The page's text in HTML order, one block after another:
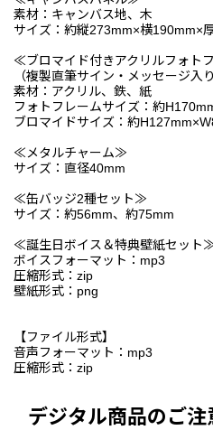
素材：キャンバス地、木
サイズ：約縦273mm×横190mm×
≪ブロマイド付きアクリルフォト
（複製直筆サイン・メッセージ入り
素材：アクリル、鉄、紙
フォトフレームサイズ：約
ブロマイドサイズ：約
≪メタルチャーム≫
サイズ：直径40mm
≪缶バッジ2種セット≫
サイズ：約56mm、約75mm
≪誕生日ボイス＆特典壁紙セット
ボイスフォーマット：mp3
圧縮形式：zip
壁紙形式：png
【ファイル形式】
音声フォーマット：mp3
圧縮形式：zip
デジタル商品のご注